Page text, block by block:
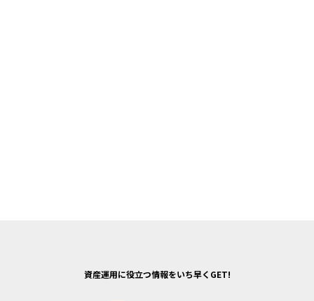
資産運用に役立つ情報をいち早くGET!